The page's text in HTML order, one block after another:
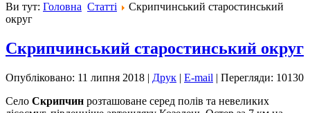
Ви тут: Головна Статті
Скрипчинський старостинський
округ
Скрипчинський старостинський округ
Опубліковано: 11 липня 2018 | Друк | E-mail | Перегляди: 10130
Село Скрипчин розташоване серед полів та не­ве­ли­ких